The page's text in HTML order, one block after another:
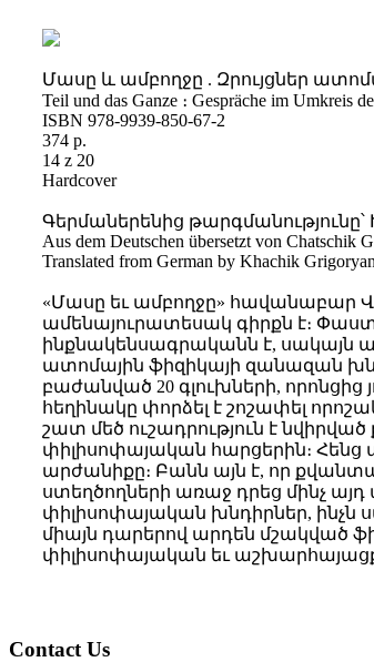
Մասը և ամբողջը . Զրույցներ
Teil und das Ganze ։ Gespräche im Umkreis
ISBN 978-9939-850-67-2
374 p.
14 z 20
Hardcover
Գերմաներենից
Aus dem Deutschen übersetzt von Chatschik
Translated from German by Khachik Grigoryan
«Մասը եւ ամբողջը» հավանաբար
ամենայուրատեսակ գիրքն է։
ինքնա­կենսագրականն է, սակայն
ատոմային ֆի­զիկայի զանազան
բաժանված 20 գլուխների, որոնցից
հեղինակը փորձել է շոշափել
շատ մեծ ուշադրություն է
փիլիսոփայական հարցերին։ Հենց
արժանիքը։ Բանն այն է, որ
ստեղծողների առաջ դրեց մինչ
փիլիսոփայական խնդիրներ, ինչն
միայն դարերով արդեն մշակված
փիլիսոփայական եւ
Contact Us